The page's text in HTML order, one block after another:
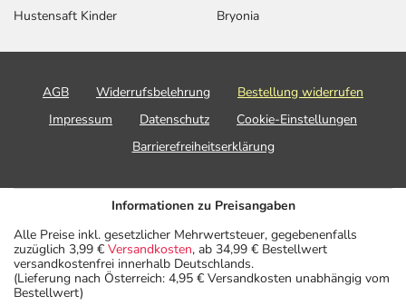
Hustensaft Kinder
Bryonia
AGB Widerrufsbelehrung
Bestellung widerrufen
Impressum
Datenschutz
Cookie-Einstellungen
Barrierefreiheitserklärung
Informationen zu Preisangaben
Alle Preise inkl. gesetzlicher Mehrwertsteuer, gegebenenfalls
zuzüglich 3,99 € Versandkosten, ab 34,99 € Bestellwert
versandkostenfrei innerhalb Deutschlands.
(Lieferung nach Österreich: 4,95 € Versandkosten unabhängig vom
Bestellwert)